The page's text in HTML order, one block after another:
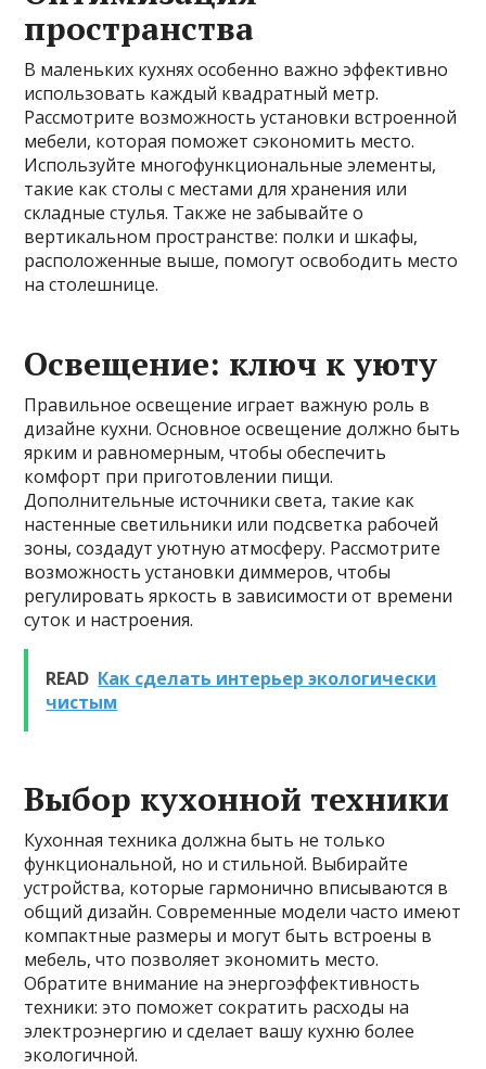
пространства
В маленьких кухнях особенно важно эффективно
использовать каждый квадратный метр.
Рассмотрите возможность установки встроенной
мебели, которая поможет сэкономить место.
Используйте многофункциональные элементы,
такие как столы с местами для хранения или
складные стулья. Также не забывайте о
вертикальном пространстве: полки и шкафы,
расположенные выше, помогут освободить место
на столешнице.
Освещение: ключ к уюту
Правильное освещение играет важную роль в
дизайне кухни. Основное освещение должно быть
ярким и равномерным, чтобы обеспечить
комфорт при приготовлении пищи.
Дополнительные источники света, такие как
настенные светильники или подсветка рабочей
зоны, создадут уютную атмосферу. Рассмотрите
возможность установки диммеров, чтобы
регулировать яркость в зависимости от времени
суток и настроения.
READ Как сделать интерьер экологически
чистым
Выбор кухонной техники
Кухонная техника должна быть не только
функциональной, но и стильной. Выбирайте
устройства, которые гармонично вписываются в
общий дизайн. Современные модели часто имеют
компактные размеры и могут быть встроены в
мебель, что позволяет экономить место.
Обратите внимание на энергоэффективность
техники: это поможет сократить расходы на
электроэнергию и сделает вашу кухню более
экологичной.